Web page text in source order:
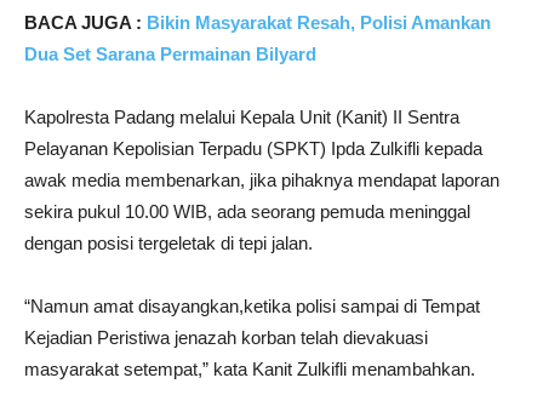
BACA JUGA : Bikin Masyarakat Resah, Polisi Amankan
Dua Set Sarana Permainan Bilyard
Kapolresta Padang melalui Kepala Unit (Kanit) II Sentra
Pelayanan Kepolisian Terpadu (SPKT) Ipda Zulkifli kepada
awak media membenarkan, jika pihaknya mendapat laporan
sekira pukul 10.00 WIB, ada seorang pemuda meninggal
dengan posisi tergeletak di tepi jalan.
“Namun amat disayangkan,ketika polisi sampai di Tempat
Kejadian Peristiwa jenazah korban telah dievakuasi
masyarakat setempat,” kata Kanit Zulkifli menambahkan.